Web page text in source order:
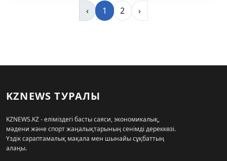
‹ 1 2 ›
KZNEWS ТУРАЛЫ
KZNEWS.KZ - еліміздегі басты саяси, экономикалық,
мәдени және спорт жаңалықтарының сенімді дереккөзі.
Үздік сараптамалық мақала мен шынайы сұқбаттың
алаңы.